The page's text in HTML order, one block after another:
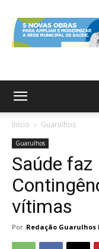
Início Guarulhos
Guarulhos
Saúde faz
vítimas
Por Redação Guarulhos